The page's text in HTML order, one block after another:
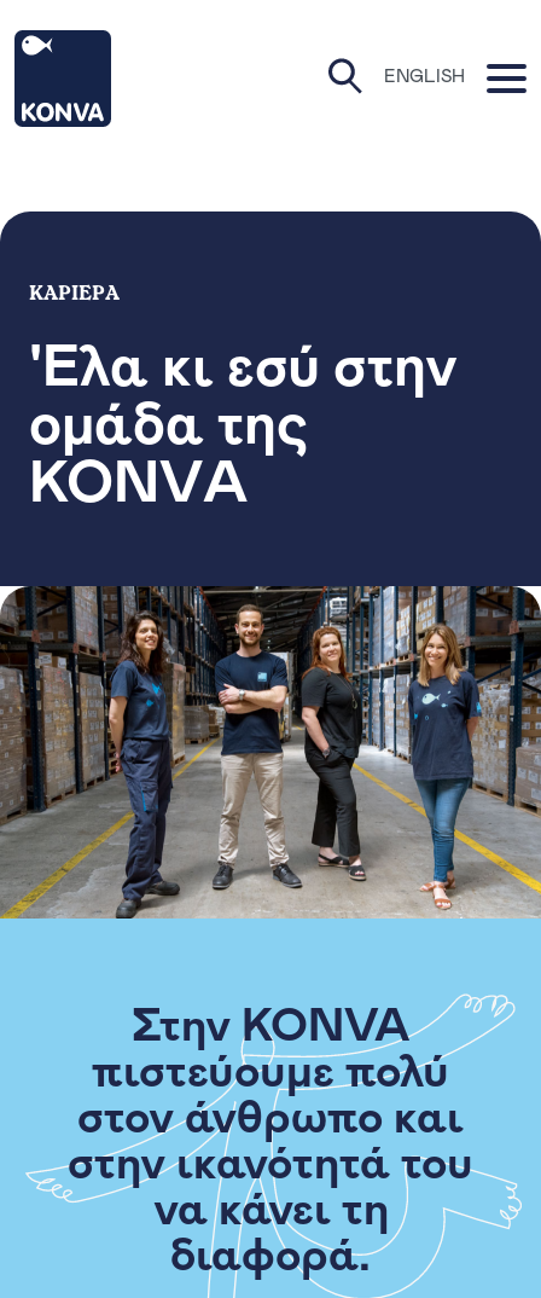
ΚΟΝΒΑ Αρχική
Open Search
ENGLISH
ΚΑΡΙΈΡΑ
'Έλα κι εσύ στην
ομάδα της
ΚΟΝVΑ
Στην KONVA
πιστεύουμε πολύ
στον άνθρωπο και
στην ικανότητά του
να κάνει τη
διαφορά.